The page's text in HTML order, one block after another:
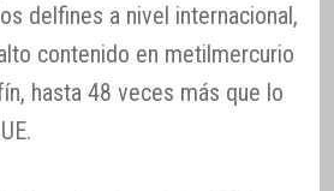
delfines a nivel internacional,
contenido en metilmercurio
hasta 48 veces más que lo